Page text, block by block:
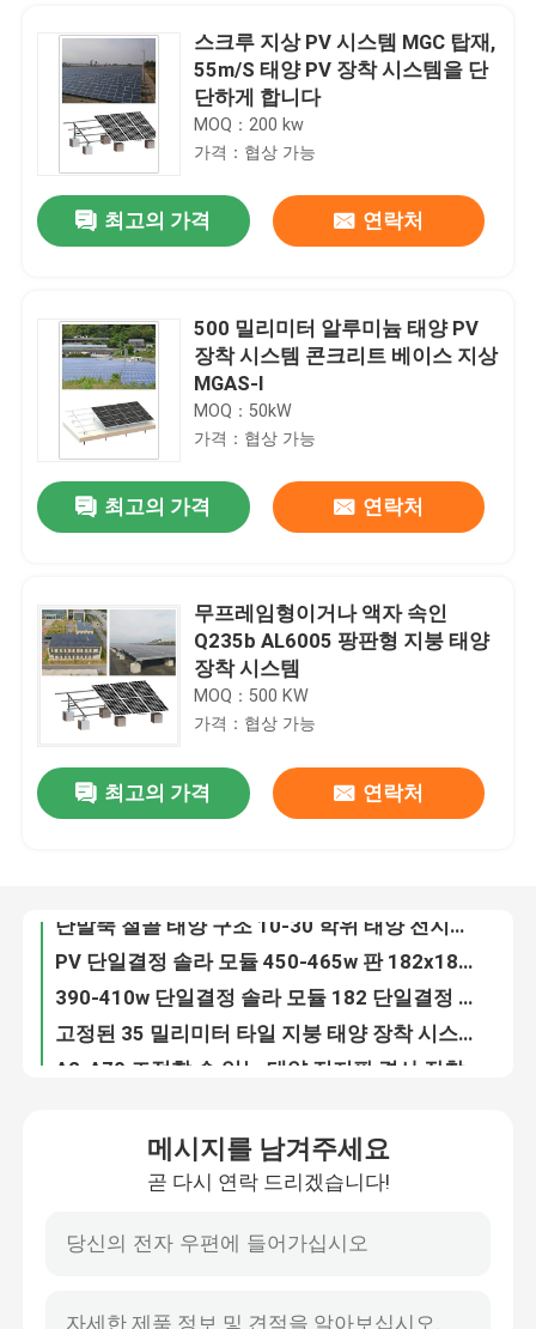
집
제품
화면
우리에 대하여
경우
태양 피프 장착 시스템
스크루 지상 PV 시스템 MGC 탑재,
55m/S 태양 PV 장착 시스템을 단
단하게 합니다
MOQ：200 kw
가격：협상 가능
최고의 가격 연락처
500 밀리미터 알루미늄 태양 PV
장착 시스템 콘크리트 베이스 지상
MGAS-I
MOQ：50kW
가격：협상 가능
최고의 가격 연락처
무프레임형이거나 액자 속인
Q235b AL6005 팡판형 지붕 태양
장착 시스템
MOQ：500 KW
가격：협상 가능
최고의 가격 연락처
광기전성 상업적 철도 덜 태양 주거 알루미늄 패널 브라켓 탑재
단일 열 HDG 철골 태양 간이차고 콘크리트 베이스 PV 구조물
로트 시스템을 주차하는 4 행 광기전성 태양 전지판 간이차고 알루미늄
메시지를 남겨주세요
곧 다시 연락 드리겠습니다!